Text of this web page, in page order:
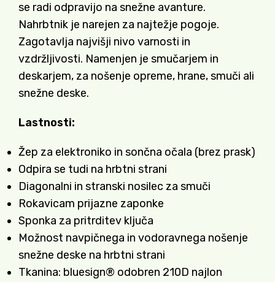
se radi odpravijo na snežne avanture.
Nahrbtnik je narejen za najtežje pogoje.
Zagotavlja najvišji nivo varnosti in
vzdržljivosti. Namenjen je smučarjem in
deskarjem, za nošenje opreme, hrane, smuči ali
snežne deske.
Lastnosti:
Žep za elektroniko in sončna očala (brez prask)
Odpira se tudi na hrbtni strani
Diagonalni in stranski nosilec za smuči
Rokavicam prijazne zaponke
Sponka za pritrditev ključa
Možnost navpičnega in vodoravnega nošenje
snežne deske na hrbtni strani
Tkanina: bluesign® odobren 210D najlon